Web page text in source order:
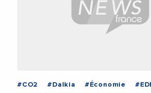
#CO2 #Dalkia #Économie